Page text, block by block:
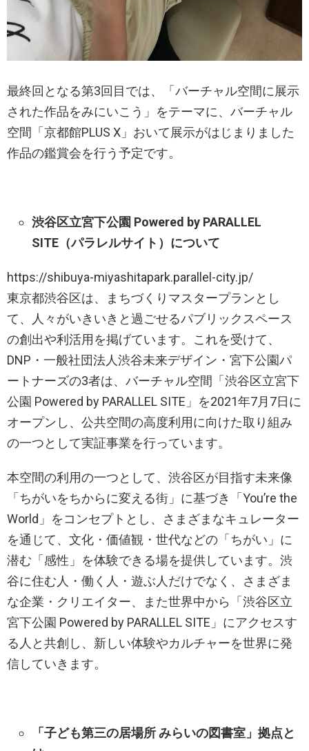
最終回となる第3回目では、「バーチャル空間に展示
された作品をみにいこう」をテーマに、バーチャル
空間「京都館PLUS X」おいて展示がはじまりました
作品の鑑賞会を行う予定です。
渋谷区立宮下公園 Powered by PARALLEL
SITE（パラレルサイト）について
https://shibuya-miyashitapark.parallel-city.jp/
東京都渋谷区は、まちづくりマスタープランとし
て、人々がいきいきと過ごせるパブリックスペース
の創出や利活用を掲げています。これを受けて、
DNP・一般社団法人渋谷未来デザイン・宮下公園パ
ートナーズの3者は、バーチャル空間「渋谷区立宮下
公園 Powered by PARALLEL SITE」を2021年7月7日に
オープンし、公共空間の高度利用に向けた取り組み
の一つとして実証事業を行っています。
本空間の利用の一つとして、渋谷区が目指す未来像
「ちがいをちからに変える街」に基づき「You’re the
World」をコンセプトとし、さまざまなキュレーター
を通じて、文化・価値観・世代などの「ちがい」に
潜む「感性」を体験できる場を提供しています。渋
谷に住む人・働く人・遊ぶ人だけでなく、さまざま
な企業・クリエイター、また世界中から「渋谷区立
宮下公園 Powered by PARALLEL SITE」にアクセスす
る人と共創し、新しい体験やカルチャーを世界に発
信していきます。
「子ども第三の居場所 みらいの図書室」拠点と